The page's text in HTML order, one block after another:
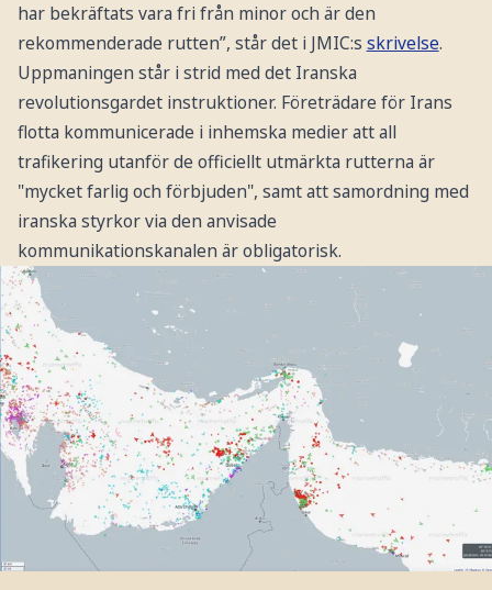
har bekräftats vara fri från minor och är den
rekommenderade rutten”, står det i JMIC:s skrivelse.
Uppmaningen står i strid med det Iranska
revolutionsgardet instruktioner. Företrädare för Irans
flotta kommunicerade i inhemska medier att all
trafikering utanför de officiellt utmärkta rutterna är
"mycket farlig och förbjuden", samt att samordning med
iranska styrkor via den anvisade
kommunikationskanalen är obligatorisk.